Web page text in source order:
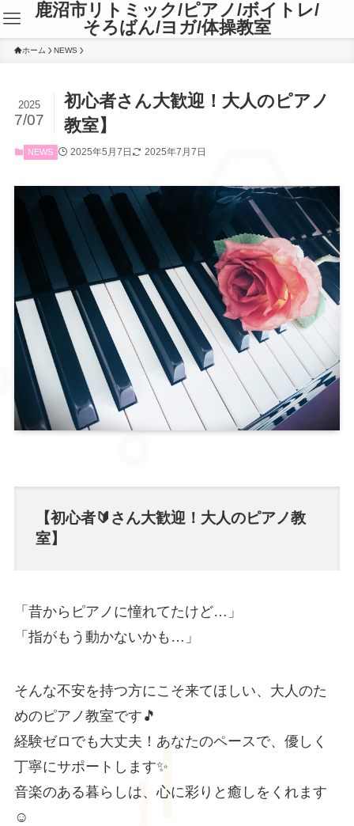
鹿沼市リトミック/ピアノ/ボイトレ/
そろばん/ヨガ/体操教室
ホーム NEWS
初心者さん大歓迎！大人のピアノ
教室】
2025
7/07
NEWS 2025年5月7日 2025年7月7日
【初心者🔰さん大歓迎！大人のピアノ教
室】
「昔からピアノに憧れてたけど…」
「指がもう動かないかも…」
そんな不安を持つ方にこそ来てほしい、大人のた
めのピアノ教室です🎵
経験ゼロでも大丈夫！あなたのペースで、優しく
丁寧にサポートします✨
音楽のある暮らしは、心に彩りと癒しをくれます
☺️